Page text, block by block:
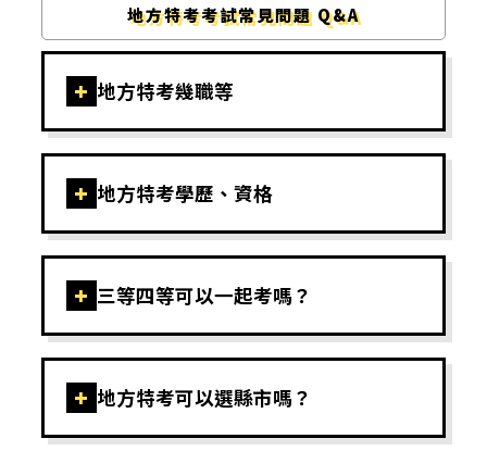
地方特考考試常見問題 Q&A
+ 地方特考幾職等
+ 地方特考學歷、資格
+ 三等四等可以一起考嗎？
+ 地方特考可以選縣市嗎？